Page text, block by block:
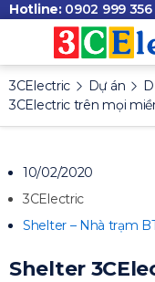
Hotline: 0902 999 356
3CElectric Dự án
3CElectric trên mọi
10/02/2020
3CElectric
Shelter – Nhà trạm
Shelter